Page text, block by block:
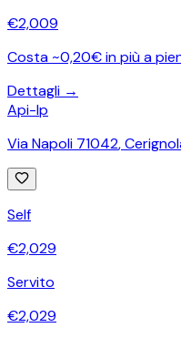
€2,009
Costa ~0,20€ in più a
Dettagli →
Api-Ip
Via Napoli 71042,
Self
€2,029
Servito
€2,029